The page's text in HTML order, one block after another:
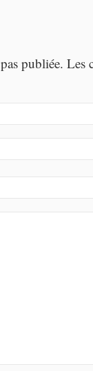
publiée.